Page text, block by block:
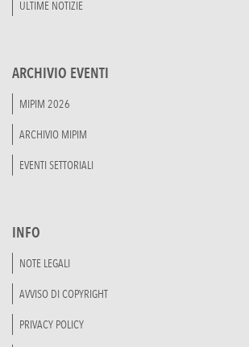
ULTIME NOTIZIE
ARCHIVIO EVENTI
MIPIM 2026
ARCHIVIO MIPIM
EVENTI SETTORIALI
INFO
NOTE LEGALI
AVVISO DI COPYRIGHT
PRIVACY POLICY